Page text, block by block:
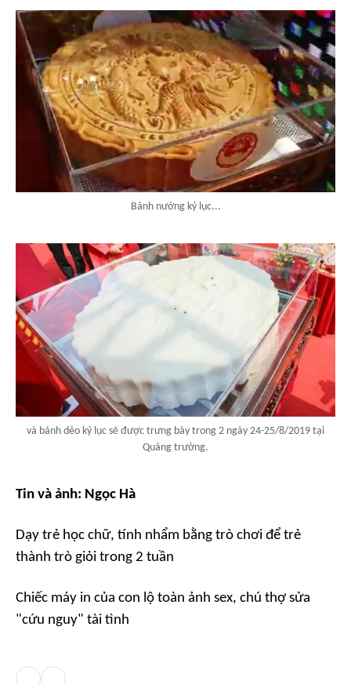
Bánh nướng kỷ lục...
và bánh dẻo kỷ lục sẽ được trưng bày trong 2 ngày 24-25/8/2019 tại
Quảng trường.
Tin và ảnh: Ngọc Hà
Dạy trẻ học chữ, tính nhẩm bằng trò chơi để trẻ
thành trò giỏi trong 2 tuần
Chiếc máy in của con lộ toàn ảnh sex, chú thợ sửa
"cứu nguy" tài tình